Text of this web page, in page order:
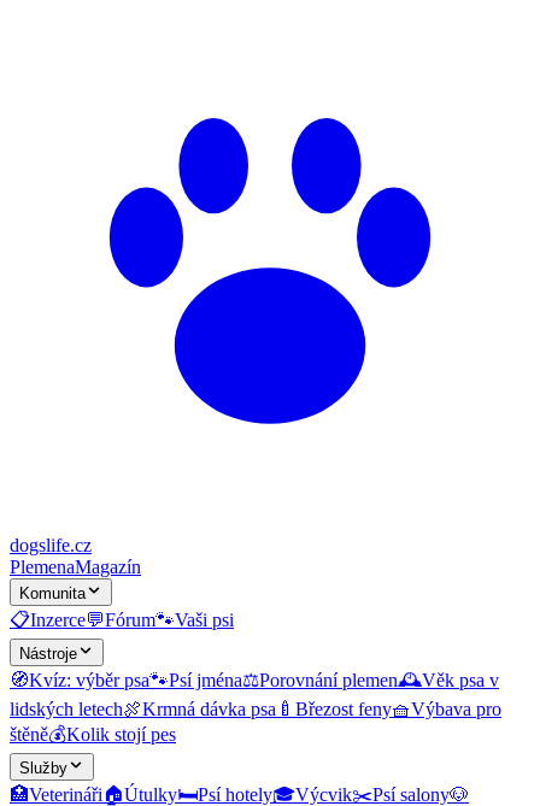
dogslife.cz
PlemenaMagazín
Komunita
📋Inzerce💬Fórum🐾Vaši psi
Nástroje
🧭Kvíz: výběr psa🐾Psí jména⚖️Porovnání plemen🕰️Věk psa v
lidských letech🍖Krmná dávka psa 🍼 Březost feny🧺Výbava pro
štěně💰Kolik stojí pes
Služby
🏥Veterináři🏠Útulky🛏️Psí hotely🎓Výcvik✂️Psí salony🐶